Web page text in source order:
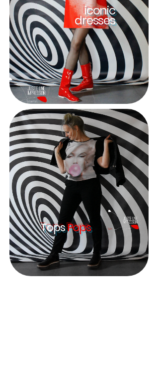
iconic
dresses
TopsPops